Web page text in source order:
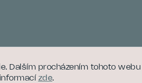
Dalším procházením tohoto
zde.